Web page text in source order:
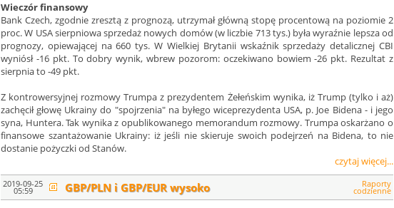
Wieczór finansowy
Bank Czech, zgodnie zresztą z prognozą, utrzymał główną stopę procentową na poziomie 2
proc. W USA sierpniowa sprzedaż nowych domów (w liczbie 713 tys.) była wyraźnie lepsza od
prognozy, opiewającej na 660 tys. W Wielkiej Brytanii wskaźnik sprzedaży detalicznej CBI
wyniósł -16 pkt. To dobry wynik, wbrew pozorom: oczekiwano bowiem -26 pkt. Rezultat z
sierpnia to -49 pkt.
Z kontrowersyjnej rozmowy Trumpa z prezydentem Żełeńskim wynika, iż Trump (tylko i aż)
zachęcił głowę Ukrainy do "spojrzenia" na byłego wiceprezydenta USA, p. Joe Bidena - i jego
syna, Huntera. Tak wynika z opublikowanego memorandum rozmowy. Trumpa oskarżano o
finansowe szantażowanie Ukrainy: iż jeśli nie skieruje swoich podejrzeń na Bidena, to nie
dostanie pożyczki od Stanów.
czytaj więcej...
2019-09-25
05:59 GBP/PLN i GBP/EUR wysoko Raporty
codzienne